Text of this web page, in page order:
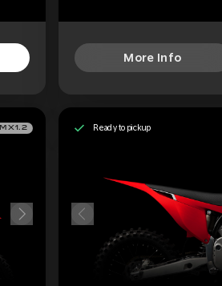
More Info
MX1.2 Ready to pickup